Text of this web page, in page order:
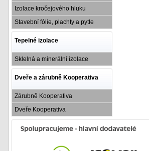
Izolace kročejového hluku
Stavební fólie, plachty a pytle
Tepelné izolace
Sklelná a minerální izolace
Dveře a zárubně Kooperativa
Zárubně Kooperativa
Dveře Kooperativa